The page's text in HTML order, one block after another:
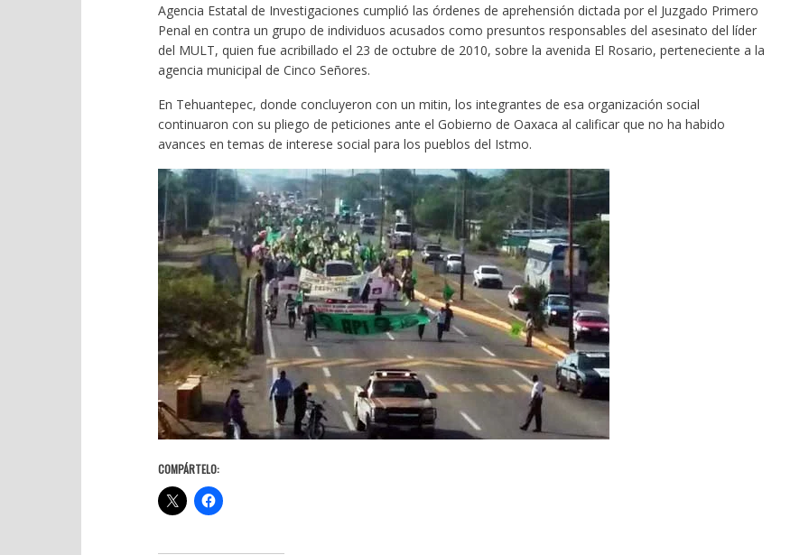
Agencia Estatal de Investigaciones cumplió las órdenes de aprehensión dictada por el Juzgado Primero
Penal en contra un grupo de individuos acusados como presuntos responsables del asesinato del líder
del MULT, quien fue acribillado el 23 de octubre de 2010, sobre la avenida El Rosario, perteneciente a la
agencia municipal de Cinco Señores.
En Tehuantepec, donde concluyeron con un mitin, los integrantes de esa organización social
continuaron con su pliego de peticiones ante el Gobierno de Oaxaca al calificar que no ha habido
avances en temas de interese social para los pueblos del Istmo.
COMPÁRTELO: